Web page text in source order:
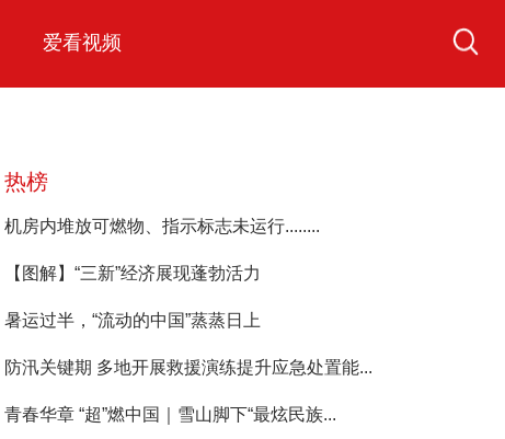
爱看视频
热榜
机房内堆放可燃物、指示标志未运行........
【图解】“三新”经济展现蓬勃活力
暑运过半，“流动的中国”蒸蒸日上
防汛关键期 多地开展救援演练提升应急处置能...
青春华章 “超”燃中国｜雪山脚下“最炫民族...